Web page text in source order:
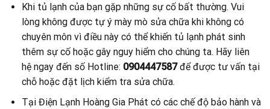
Khi tủ lạnh của bạn gặp những sự cố bất thường. Vui
lòng không được tự ý mày mò sửa chữa khi không có
chuyên môn vì điều này có thể khiến tủ lạnh phát sinh
thêm sự cố hoặc gây nguy hiểm cho chúng ta. Hãy liên
hệ ngay đến số Hotline: 0904447587để được tư vấn tại
chỗ hoặc đặt lịch kiểm tra sửa chữa.
Tại Điện Lạnh Hoàng Gia Phát có các chế độ bảo hành và